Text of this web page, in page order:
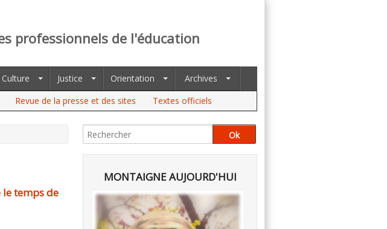
professionnels de l'éducation
Culture Justice Orientation
Archives
Revue de la presse et des sites Textes officiels
temps de
MONTAIGNE AUJOURD'HUI